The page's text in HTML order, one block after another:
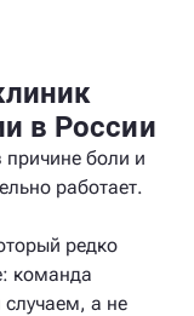
в России
боли и
работает.
редко
команда
а не